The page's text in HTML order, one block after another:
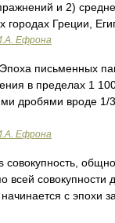
и 2)
городах Греции,
Ефрона
письменных
в пределах 1
дробями вроде
Ефрона
всей
с эпохи